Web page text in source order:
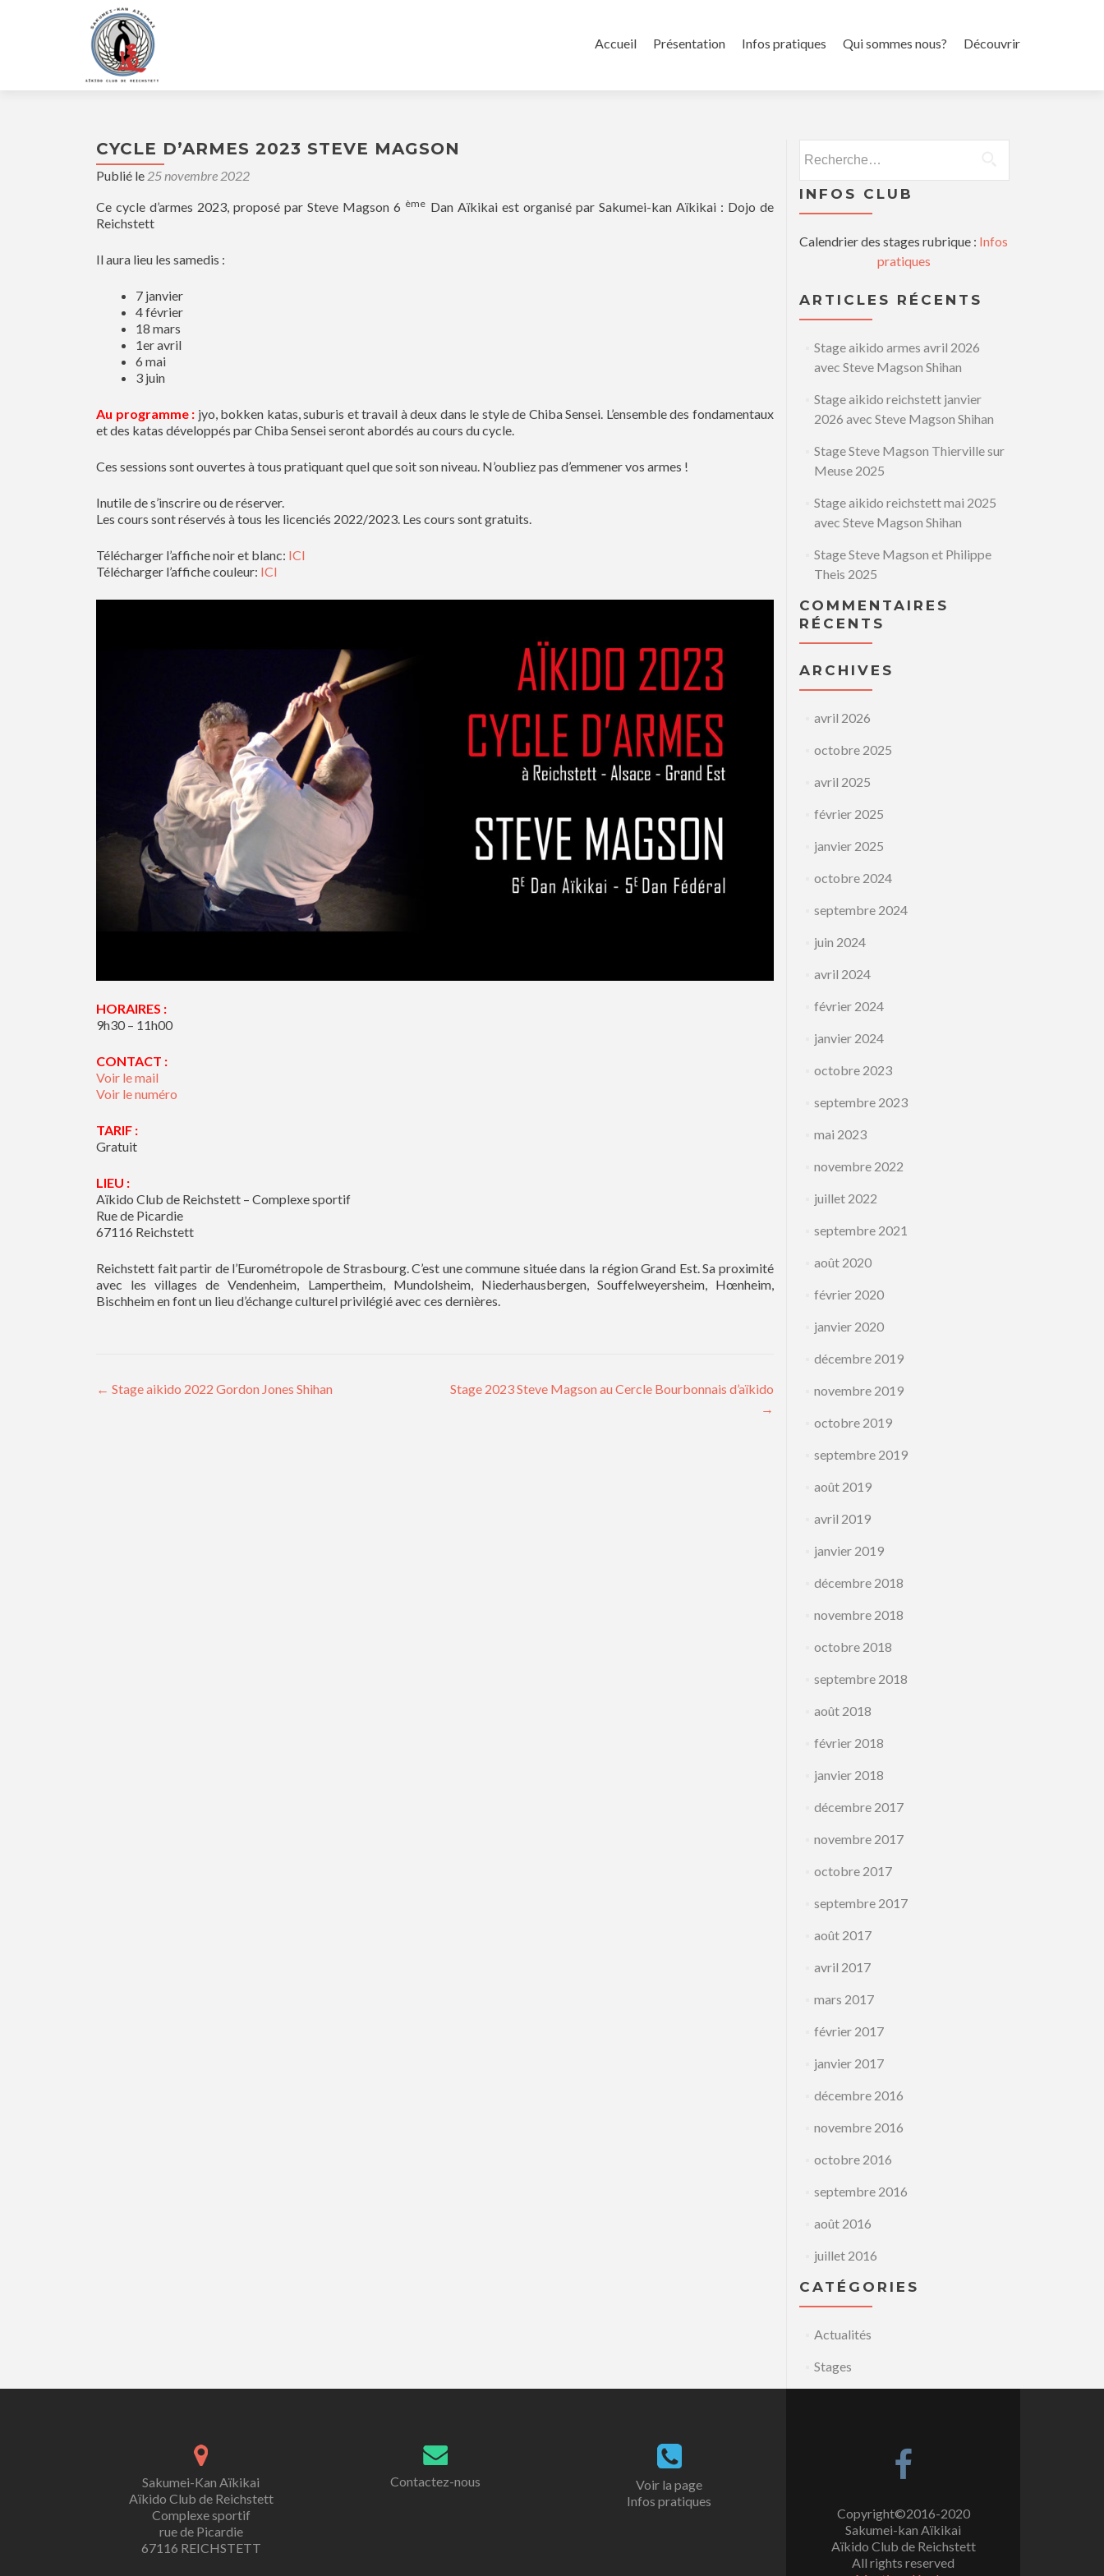
Accueil Présentation Infos pratiques Qui sommes nous? Découvrir
CYCLE D’ARMES 2023 STEVE MAGSON
Publié le 25 novembre 2022
Ce cycle d’armes 2023, proposé par Steve Magson 6 ème Dan Aïkikai est organisé par Sakumei-kan Aïkikai : Dojo de
Reichstett
Il aura lieu les samedis :
7 janvier
4 février
18 mars
1er avril
6 mai
3 juin
Au programme : jyo, bokken katas, suburis et travail à deux dans le style de Chiba Sensei. L’ensemble des fondamentaux
et des katas développés par Chiba Sensei seront abordés au cours du cycle.
Ces sessions sont ouvertes à tous pratiquant quel que soit son niveau. N’oubliez pas d’emmener vos armes !
Inutile de s’inscrire ou de réserver.
Les cours sont réservés à tous les licenciés 2022/2023. Les cours sont gratuits.
Télécharger l’affiche noir et blanc: ICI
Télécharger l’affiche couleur: ICI
HORAIRES :
9h30 – 11h00
CONTACT :
Voir le mail
Voir le numéro
TARIF :
Gratuit
LIEU :
Aïkido Club de Reichstett – Complexe sportif
Rue de Picardie
67116 Reichstett
Reichstett fait partir de l’Eurométropole de Strasbourg. C’est une commune située dans la région Grand Est. Sa proximité
avec les villages de Vendenheim, Lampertheim, Mundolsheim, Niederhausbergen, Souffelweyersheim, Hœnheim,
Bischheim en font un lieu d’échange culturel privilégié avec ces dernières.
Navigation des articles
← Stage aikido 2022 Gordon Jones Shihan
Stage 2023 Steve Magson au Cercle Bourbonnais d’aïkido
→
INFOS CLUB
Calendrier des stages rubrique : Infos
pratiques
ARTICLES RÉCENTS
Stage aikido armes avril 2026
avec Steve Magson Shihan
Stage aikido reichstett janvier
2026 avec Steve Magson Shihan
Stage Steve Magson Thierville sur
Meuse 2025
Stage aikido reichstett mai 2025
avec Steve Magson Shihan
Stage Steve Magson et Philippe
Theis 2025
COMMENTAIRES
RÉCENTS
ARCHIVES
avril 2026
octobre 2025
avril 2025
février 2025
janvier 2025
octobre 2024
septembre 2024
juin 2024
avril 2024
février 2024
janvier 2024
octobre 2023
septembre 2023
mai 2023
novembre 2022
juillet 2022
septembre 2021
août 2020
février 2020
janvier 2020
décembre 2019
novembre 2019
octobre 2019
septembre 2019
août 2019
avril 2019
janvier 2019
décembre 2018
novembre 2018
octobre 2018
septembre 2018
août 2018
février 2018
janvier 2018
décembre 2017
novembre 2017
octobre 2017
septembre 2017
août 2017
avril 2017
mars 2017
février 2017
janvier 2017
décembre 2016
novembre 2016
octobre 2016
septembre 2016
août 2016
juillet 2016
CATÉGORIES
Actualités
Stages
Sakumei-Kan Aïkikai
Aïkido Club de Reichstett
Complexe sportif
rue de Picardie
67116 REICHSTETT
Contactez-nous
Voir la page
Infos pratiques
Copyright©2016-2020
Sakumei-kan Aïkikai
Aïkido Club de Reichstett
All rights reserved